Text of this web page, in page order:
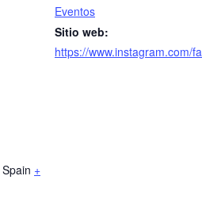
Eventos
Sitio web:
https://www.instagram.com/
Spain +